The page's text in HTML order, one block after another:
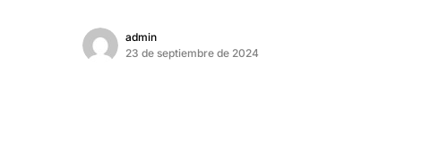
admin
23 de septiembre de 2024